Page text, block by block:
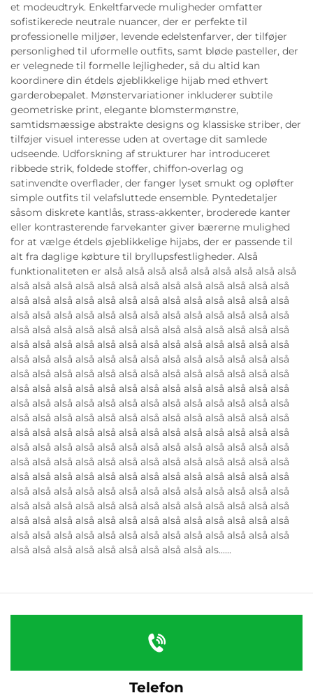
et modeudtryk. Enkeltfarvede muligheder omfatter
sofistikerede neutrale nuancer, der er perfekte til
professionelle miljøer, levende edelstenfarver, der tilføjer
personlighed til uformelle outfits, samt bløde pasteller, der
er velegnede til formelle lejligheder, så du altid kan
koordinere din étdels øjeblikkelige hijab med ethvert
garderobepalet. Mønstervariationer inkluderer subtile
geometriske print, elegante blomstermønstre,
samtidsmæssige abstrakte designs og klassiske striber, der
tilføjer visuel interesse uden at overtage dit samlede
udseende. Udforskning af strukturer har introduceret
ribbede strik, foldede stoffer, chiffon-overlag og
satinvendte overflader, der fanger lyset smukt og opløfter
simple outfits til velafsluttede ensemble. Pyntedetaljer
såsom diskrete kantlås, strass-akkenter, broderede kanter
eller kontrasterende farvekanter giver bærerne mulighed
for at vælge étdels øjeblikkelige hijabs, der er passende til
alt fra daglige købture til bryllupsfestligheder. Alså
funktionaliteten er alså alså alså alså alså alså alså alså alså
alså alså alså alså alså alså alså alså alså alså alså alså alså
alså alså alså alså alså alså alså alså alså alså alså alså alså
alså alså alså alså alså alså alså alså alså alså alså alså alså
alså alså alså alså alså alså alså alså alså alså alså alså alså
alså alså alså alså alså alså alså alså alså alså alså alså alså
alså alså alså alså alså alså alså alså alså alså alså alså alså
alså alså alså alså alså alså alså alså alså alså alså alså alså
alså alså alså alså alså alså alså alså alså alså alså alså alså
alså alså alså alså alså alså alså alså alså alså alså alså alså
alså alså alså alså alså alså alså alså alså alså alså alså alså
alså alså alså alså alså alså alså alså alså alså alså alså alså
alså alså alså alså alså alså alså alså alså alså alså alså alså
alså alså alså alså alså alså alså alså alså alså alså alså alså
alså alså alså alså alså alså alså alså alså alså alså alså alså
alså alså alså alså alså alså alså alså alså alså alså alså alså
alså alså alså alså alså alså alså alså alså alså alså alså alså
alså alså alså alså alså alså alså alså alså alså alså alså alså
alså alså alså alså alså alså alså alså alså alså alså alså alså
alså alså alså alså alså alså alså alså alså als......
Telefon